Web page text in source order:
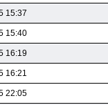
15:37
15:40
16:19
16:21
22:05